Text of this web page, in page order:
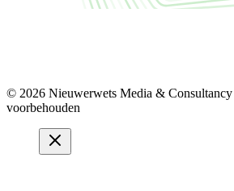
© 2026 Nieuwerwets Media & Consultancy
voorbehouden